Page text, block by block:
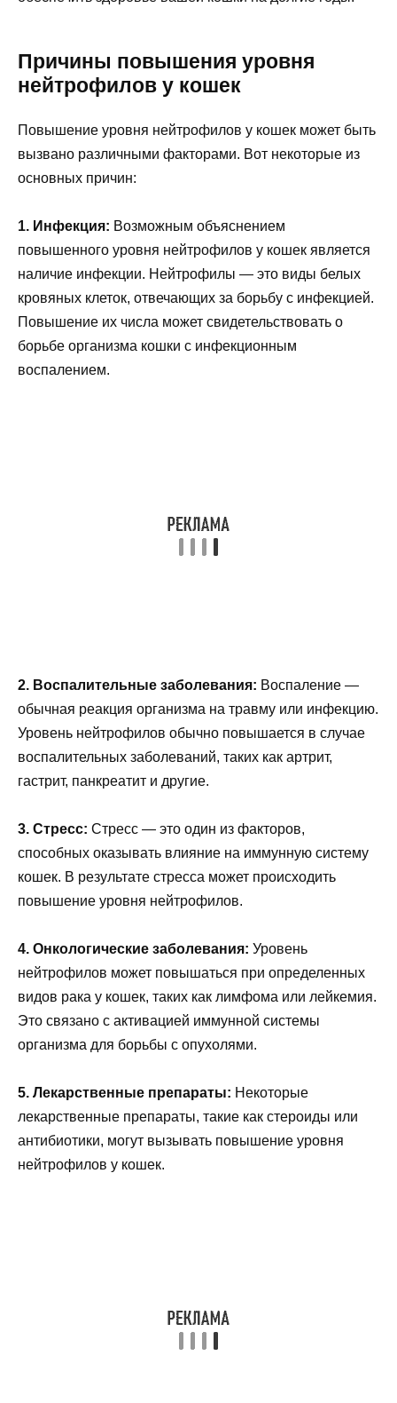
Причины повышения уровня
нейтрофилов у кошек
Повышение уровня нейтрофилов у кошек может быть
вызвано различными факторами. Вот некоторые из
основных причин:
1. Инфекция: Возможным объяснением
повышенного уровня нейтрофилов у кошек является
наличие инфекции. Нейтрофилы — это виды белых
кровяных клеток, отвечающих за борьбу с инфекцией.
Повышение их числа может свидетельствовать о
борьбе организма кошки с инфекционным
воспалением.
2. Воспалительные заболевания: Воспаление —
обычная реакция организма на травму или инфекцию.
Уровень нейтрофилов обычно повышается в случае
воспалительных заболеваний, таких как артрит,
гастрит, панкреатит и другие.
3. Стресс: Стресс — это один из факторов,
способных оказывать влияние на иммунную систему
кошек. В результате стресса может происходить
повышение уровня нейтрофилов.
4. Онкологические заболевания: Уровень
нейтрофилов может повышаться при определенных
видов рака у кошек, таких как лимфома или лейкемия.
Это связано с активацией иммунной системы
организма для борьбы с опухолями.
5. Лекарственные препараты: Некоторые
лекарственные препараты, такие как стероиды или
антибиотики, могут вызывать повышение уровня
нейтрофилов у кошек.